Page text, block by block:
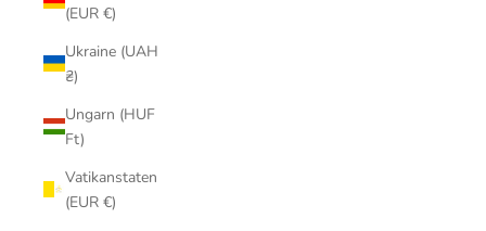
(EUR €)
Ukraine (UAH
₴)
Ungarn (HUF
Ft)
Vatikanstaten
(EUR €)